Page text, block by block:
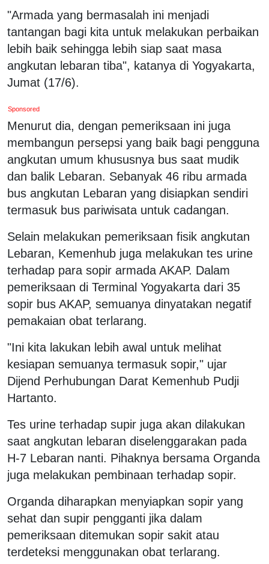
"Armada yang bermasalah ini menjadi
tantangan bagi kita untuk melakukan perbaikan
lebih baik sehingga lebih siap saat masa
angkutan lebaran tiba", katanya di Yogyakarta,
Jumat (17/6).
Sponsored
Menurut dia, dengan pemeriksaan ini juga
membangun persepsi yang baik bagi pengguna
angkutan umum khususnya bus saat mudik
dan balik Lebaran. Sebanyak 46 ribu armada
bus angkutan Lebaran yang disiapkan sendiri
termasuk bus pariwisata untuk cadangan.
Selain melakukan pemeriksaan fisik angkutan
Lebaran, Kemenhub juga melakukan tes urine
terhadap para sopir armada AKAP. Dalam
pemeriksaan di Terminal Yogyakarta dari 35
sopir bus AKAP, semuanya dinyatakan negatif
pemakaian obat terlarang.
"Ini kita lakukan lebih awal untuk melihat
kesiapan semuanya termasuk sopir," ujar
Dijend Perhubungan Darat Kemenhub Pudji
Hartanto.
Tes urine terhadap supir juga akan dilakukan
saat angkutan lebaran diselenggarakan pada
H-7 Lebaran nanti. Pihaknya bersama Organda
juga melakukan pembinaan terhadap sopir.
Organda diharapkan menyiapkan sopir yang
sehat dan supir pengganti jika dalam
pemeriksaan ditemukan sopir sakit atau
terdeteksi menggunakan obat terlarang.